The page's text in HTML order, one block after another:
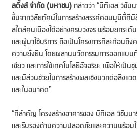
ลดิ้งส์ จำกัด (มหาชน) กล่าวว่า “บีทีเอส วิชัน
ขึ้นจากวิสัยทัศน์ในการสร้างสรรค์คอมมูนิตี้ที่
สไตล์คนเมืองได้อย่างครบวงจร พร้อมยกระ
และผู้มาใช้บริการ ถือเป็นโครงการที่สะท้อนถึ
ความยั่งยืน โดยผสานนวัตกรรมการออกแบ
เขียว และการใช้เทคโนโลยีอัจฉริยะ เพื่อให้เป็
และมีส่วนช่วยในการสร้างผลเชิงบวกต่อสิ่งแ
และในอนาคต”
“ที่สำคัญ โครงสร้างอาคารของ บีทีเอส วิชันนา
และรับรองด้านความปลอดภัยและความพร้อ